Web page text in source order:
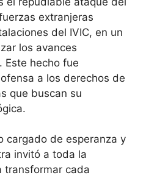
extranjeras
del IVIC, en un
los avances
Este hecho fue
a los derechos de
que buscan su
cargado de esperanza y
invitó a toda la
transformar cada